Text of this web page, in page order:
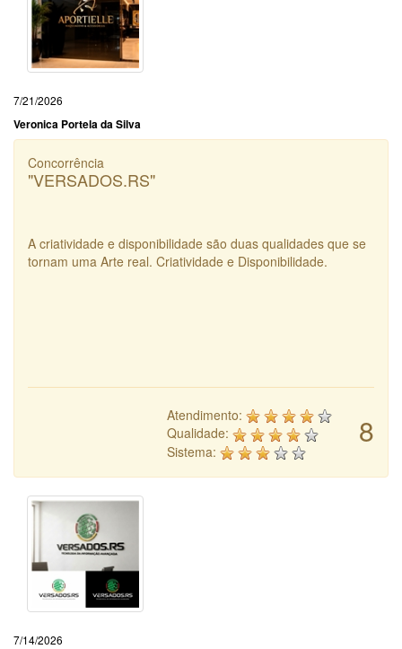
7/21/2026
Veronica Portela da Silva
Concorrência
"VERSADOS.RS"
A criatividade e disponibilidade são duas qualidades que se
tornam uma Arte real. Criatividade e Disponibilidade.
8
Atendimento:
Qualidade:
Sistema:
7/14/2026